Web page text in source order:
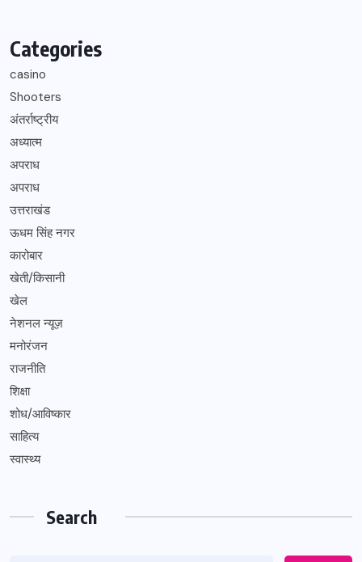
Categories
casino
Shooters
अंतर्राष्ट्रीय
अध्यात्म
अपराध
अपराध
उत्तराखंड
ऊधम सिंह नगर
कारोबार
खेती/किसानी
खेल
नेशनल न्यूज़
मनोरंजन
राजनीति
शिक्षा
शोध/आविष्कार
साहित्य
स्वास्थ्य
Search